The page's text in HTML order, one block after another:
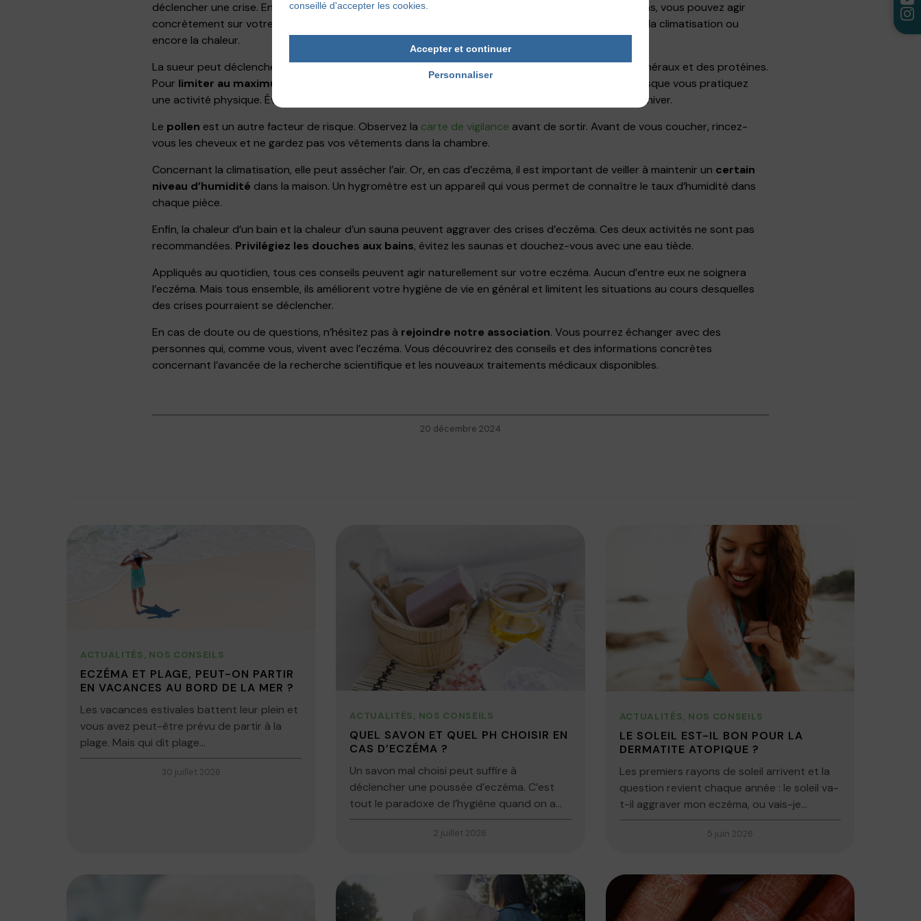
déclencher une crise. En faisant de la prévention et en évitant de vous retrouver dans ces situations, vous pouvez agir
concrètement sur votre eczéma. Ces situations concernent par exemple la transpiration, le pollen, la climatisation ou
encore la chaleur.
La sueur peut déclencher des crises d’eczéma, car elle contient, entre autres, de l’urée, des sels minéraux et des protéines.
Pour limiter au maximum la transpiration
, faites le choix de vêtements adaptés, notamment lorsque vous pratiquez
une activité physique. Évitez également de vous assoir près d’un radiateur ou derrière une vitre en hiver.
Le pollen est un autre facteur de risque. Observez la carte de vigilance avant de sortir. Avant de vous coucher, rincez-
vous les cheveux et ne gardez pas vos vêtements dans la chambre.
Concernant la climatisation, elle peut assécher l’air. Or, en cas d’eczéma, il est important de veiller à maintenir un certain
niveau d’humidité dans la maison. Un hygromètre est un appareil qui vous permet de connaître le taux d’humidité dans
chaque pièce.
Enfin, la chaleur d’un bain et la chaleur d’un sauna peuvent aggraver des crises d’eczéma. Ces deux activités ne sont pas
recommandées. Privilégiez les douches aux bains, évitez les saunas et douchez-vous avec une eau tiède.
Appliqués au quotidien, tous ces conseils peuvent agir naturellement sur votre eczéma. Aucun d’entre eux ne soignera
l’eczéma. Mais tous ensemble, ils améliorent votre hygiène de vie en général et limitent les situations au cours desquelles
des crises pourraient se déclencher.
En cas de doute ou de questions, n’hésitez pas à rejoindre notre association. Vous pourrez échanger avec des
personnes qui, comme vous, vivent avec l’eczéma. Vous découvrirez des conseils et des informations concrètes
concernant l’avancée de la recherche scientifique et les nouveaux traitements médicaux disponibles.
20 décembre 2024
ACTUALITÉS, NOS CONSEILS
ECZÉMA ET PLAGE, PEUT-ON PARTIR
EN VACANCES AU BORD DE LA MER ?
Les vacances estivales battent leur plein et
vous avez peut-être prévu de partir à la
plage. Mais qui dit plage...
30 juillet 2026
ACTUALITÉS, NOS CONSEILS
QUEL SAVON ET QUEL PH CHOISIR EN
CAS D’ECZÉMA ?
Un savon mal choisi peut suffire à
déclencher une poussée d’eczéma. C’est
tout le paradoxe de l’hygiène quand on a...
2 juillet 2026
ACTUALITÉS, NOS CONSEILS
LE SOLEIL EST-IL BON POUR LA
DERMATITE ATOPIQUE ?
Les premiers rayons de soleil arrivent et la
question revient chaque année : le soleil va-
t-il aggraver mon eczéma, ou vais-je...
5 juin 2026
conseillé d'accepter les cookies.
Accepter et continuer
Personnaliser